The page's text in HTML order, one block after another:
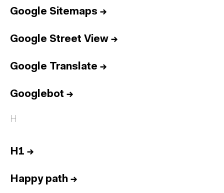
Google Sitemaps →
Google Street View →
Google Translate →
Googlebot →
H
H1 →
Happy path →